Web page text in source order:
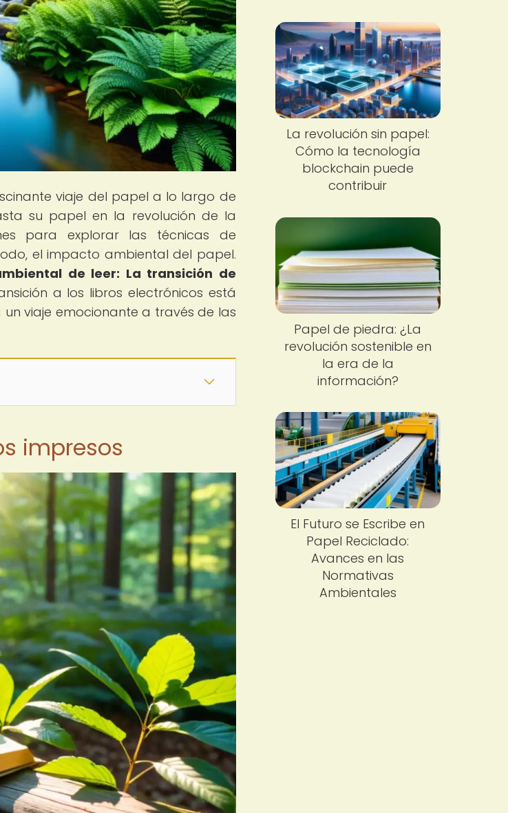
viaje del papel a lo largo de
su papel en la revolución de la
para explorar las técnicas de
el impacto ambiental del papel.
de leer: La transición de
a los libros electrónicos está
viaje emocionante a través de las
impresos
La revolución sin papel:
Cómo la tecnología
blockchain puede
contribuir
Papel de piedra: ¿La
revolución sostenible en
la era de la
información?
El Futuro se Escribe en
Papel Reciclado:
Avances en las
Normativas
Ambientales